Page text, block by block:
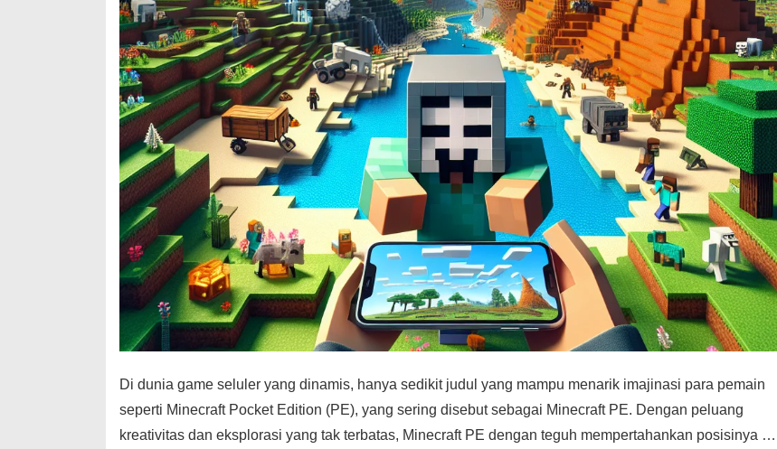
Di dunia game seluler yang dinamis, hanya sedikit judul yang mampu menarik imajinasi para pemain
seperti Minecraft Pocket Edition (PE), yang sering disebut sebagai Minecraft PE. Dengan peluang
kreativitas dan eksplorasi yang tak terbatas, Minecraft PE dengan teguh mempertahankan posisinya …